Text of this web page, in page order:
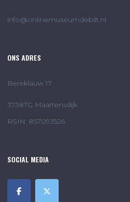
info@onlinemuseumdebilt.nl
ONS ADRES
Bereklauw 17
3738TG Maartensdijk
RSIN: 857093526
SOCIAL MEDIA